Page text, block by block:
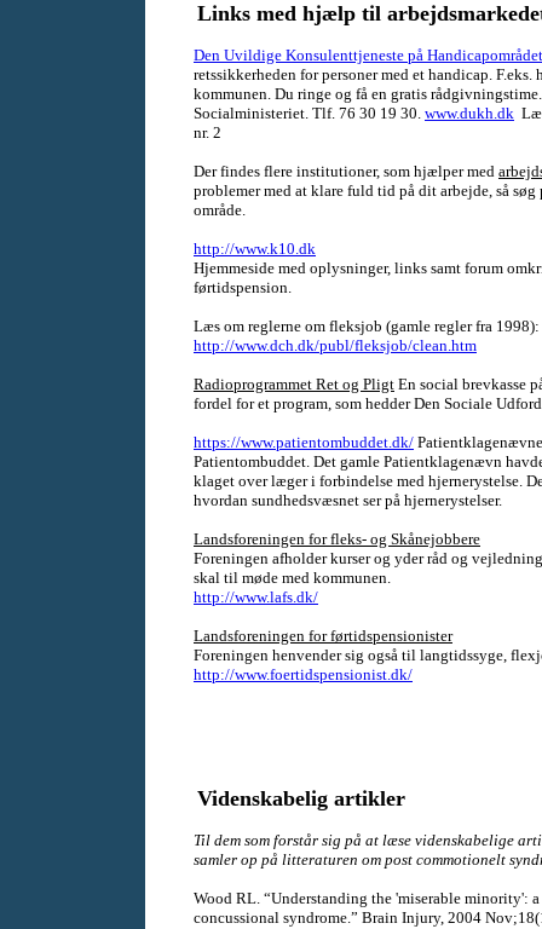
Links med hjælp til
Den Uvildige Konsulenttjeneste på Handicapområdet
retssikkerheden for personer med et handicap.
kommunen. Du ringe og få en gratis
Socialministeriet. Tlf. 76 30 19 30. www.dukh.dk
nr. 2
Der findes flere institutioner, som hjælper med
problemer med at klare fuld tid på dit arbejde, så
område.
http://www.k10.dk
Hjemmeside med oplysninger, links samt forum
førtidspension.
Læs om reglerne om fleksjob (gamle regler fra 1998):
http://www.dch.dk/publ/fleksjob/clean.htm
Radioprogrammet Ret og Pligt En social brevkasse
fordel for et program, som hedder Den Sociale
https://www.patientombuddet.dk/
Patientombuddet. Det gamle Patientklagenævn
klaget over læger i forbindelse med hjernerystelse.
hvordan sundhedsvæsnet ser på hjernerystelser.
Landsforeningen for fleks- og Skånejobbere
Foreningen afholderkurser og yder råd og
skal til møde med kommunen.
http://www.lafs.dk/
Landsforeningen for førtidspensionister
Foreningen henvender sig også til langtidssyge,
http://www.foertidspensionist.dk/
Videnskabelig artikler
Til dem som forstår sig på at læse videnskabelige
samler op på litteraturen om post commotionelt
Wood RL. “Understanding the 'miserable minority':
concussional syndrome.” Brain Injury, 2004